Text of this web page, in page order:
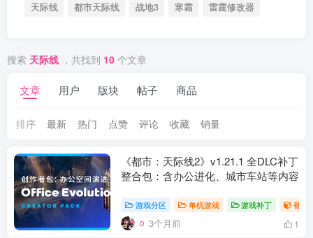
天际线
都市天际线 战地3 寒霜 雷霆修改器
搜索 天际线 ，共找到 10 个文章
文章 用户 版块 帖子 商品
排序 最新 热门 点赞 评论 收藏 销量
《都市：天际线2》v1.21.1 全DLC补丁
整合包：含办公进化、城市车站等内容
游戏分区 单机游戏 游戏补丁 都市
3个月前 1